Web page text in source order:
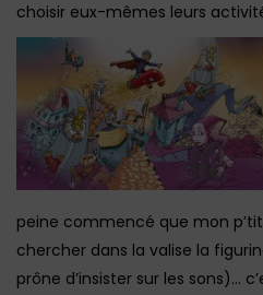
choisir eux-mêmes leurs
peine commencé que mon
chercher dans la valise la
prône d’insister sur les sons)…